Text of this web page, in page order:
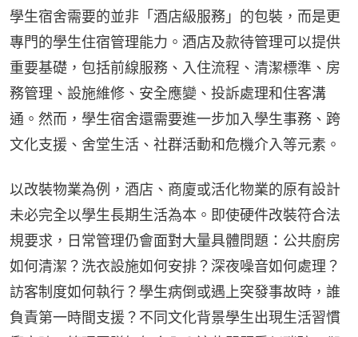
學生宿舍需要的並非「酒店級服務」的包裝，而是更
專門的學生住宿管理能力。酒店及款待管理可以提供
重要基礎，包括前線服務、入住流程、清潔標準、房
務管理、設施維修、安全應變、投訴處理和住客溝
通。然而，學生宿舍還需要進一步加入學生事務、跨
文化支援、舍堂生活、社群活動和危機介入等元素。
以改裝物業為例，酒店、商廈或活化物業的原有設計
未必完全以學生長期生活為本。即使硬件改裝符合法
規要求，日常管理仍會面對大量具體問題：公共廚房
如何清潔？洗衣設施如何安排？深夜噪音如何處理？
訪客制度如何執行？學生病倒或遇上突發事故時，誰
負責第一時間支援？不同文化背景學生出現生活習慣